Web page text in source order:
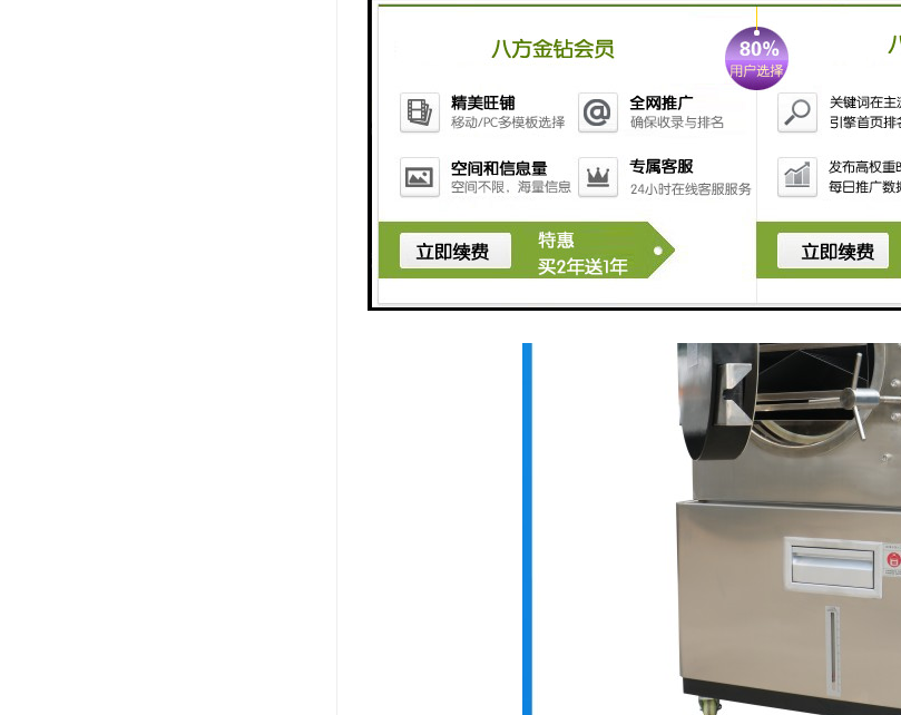
4、自动门禁，圆型门自动温度与压力检知安全门禁锁定控制，安全门
5、型packing，箱内压力愈大时，packing会有反压会使其与箱体更紧
6、实验开始前之真空动作可将原来箱内之空气抽出并吸入过滤蕊过滤
7、临界点LIMIT方式自动安全保护，异常原因与故障指示灯显示。